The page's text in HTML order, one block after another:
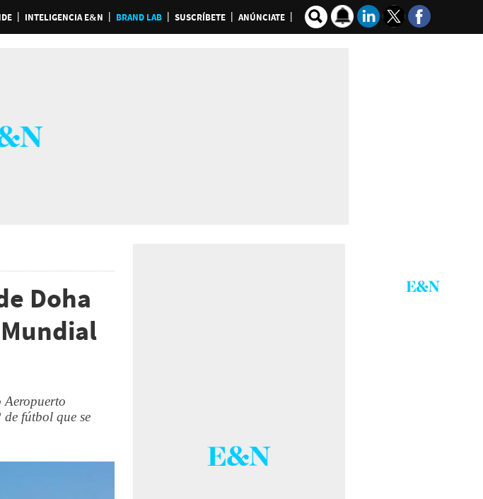
INTELIGENCIA E&N BRAND LAB SUSCRÍBETE ANÚNCIATE
Doha
Aeropuerto
fútbol que se